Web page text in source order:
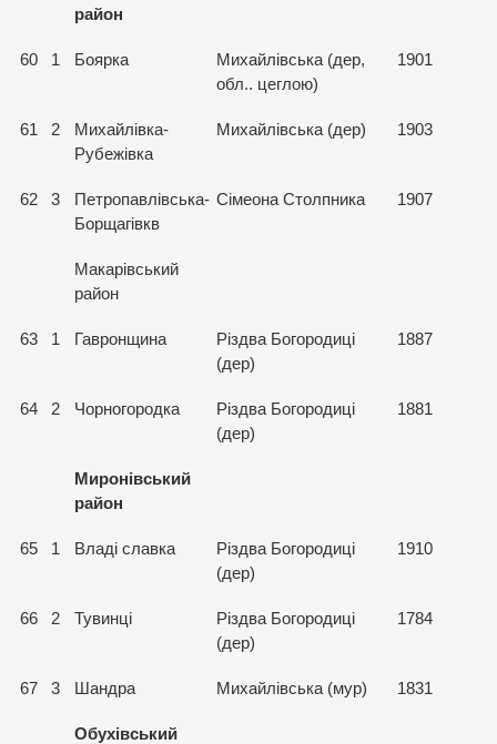
район
60 1 Боярка
Михайлівська (дер,
обл.. цеглою)
1901
61 2
Михайлівка-
Рубежівка
Михайлівська (дер) 1903
62 3
Петропавлівська-
Борщагівкв
Сімеона Столпника 1907
Макарівський
район
63 1 Гавронщина
Різдва Богородиці
(дер)
1887
64 2 Чорногородка
Різдва Богородиці
(дер)
1881
Миронівський
район
65 1 Владі славка
Різдва Богородиці
(дер)
1910
66 2 Тувинці
Різдва Богородиці
(дер)
1784
67 3 Шандра Михайлівська (мур) 1831
Обухівський